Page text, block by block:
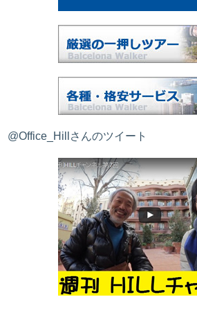
@Office_Hillさんのツイート